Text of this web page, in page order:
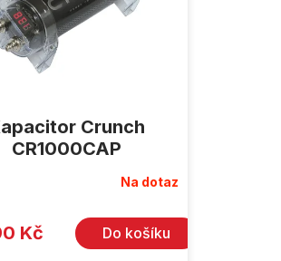
Crunch
CR1000CAP
Na dotaz
Kč Do košíku